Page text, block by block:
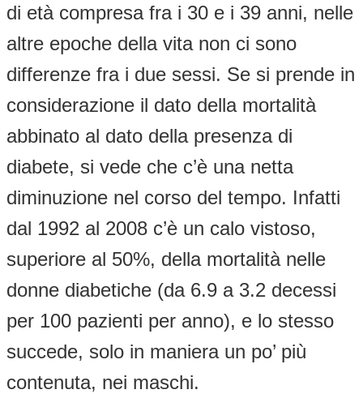
di età compresa fra i 30 e i 39 anni, nelle
altre epoche della vita non ci sono
differenze fra i due sessi. Se si prende in
considerazione il dato della mortalità
abbinato al dato della presenza di
diabete, si vede che c’è una netta
diminuzione nel corso del tempo. Infatti
dal 1992 al 2008 c’è un calo vistoso,
superiore al 50%, della mortalità nelle
donne diabetiche (da 6.9 a 3.2 decessi
per 100 pazienti per anno), e lo stesso
succede, solo in maniera un po’ più
contenuta, nei maschi.